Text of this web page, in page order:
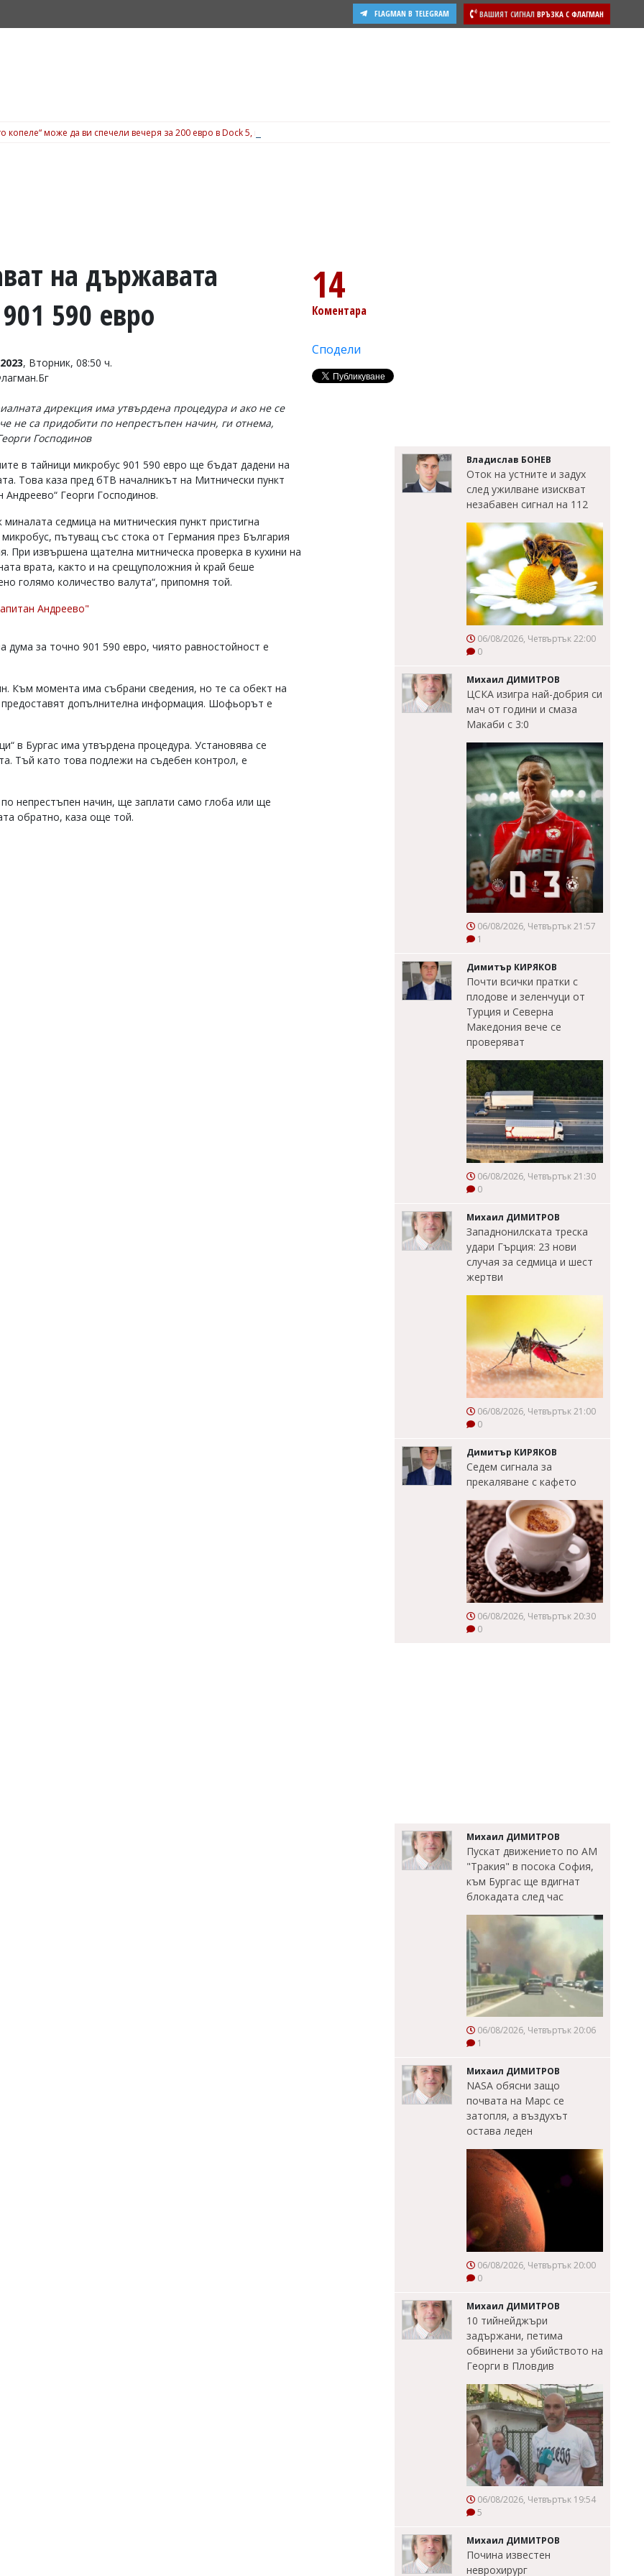
ВАШИЯТ СИГНАЛ ВРЪЗКА С ФЛАГМАН
FLAGMAN В TELEGRAM
копеле“ може да ви спечели вечеря за 200 евро в Dock 5, вижте подробности
на държавата
590 евро
, Вторник, 08:50 ч.
дирекция има утвърдена процедура и ако не се
не са придобити по непрестъпен начин, ги отнема,
Господинов
в тайници микробус 901 590 евро ще бъдат дадени на
Това каза пред бТВ началникът на Митнически пункт
Андреево“ Георги Господинов.
миналата седмица на митническия пункт пристигна
пътуващ със стока от Германия през България
При извършена щателна митническа проверка в кухини на
врата, както и на срещуположния ѝ край беше
голямо количество валута“, припомня той.
Андреево"
дума за точно 901 590 евро, чиято равностойност е
Към момента има събрани сведения, но те са обект на
допълнителна информация. Шофьорът е
в Бургас има утвърдена процедура. Установява се
Тъй като това подлежи на съдебен контрол, е
непрестъпен начин, ще заплати само глоба или ще
обратно, каза още той.
14
Коментара
Сподели
Владислав БОНЕВ
Оток на устните и задух
след ужилване изискват
незабавен сигнал на 112
06/08/2026, Четвъртък 22:00
0
Михаил ДИМИТРОВ
ЦСКА изигра най-добрия си
мач от години и смаза
Макаби с 3:0
06/08/2026, Четвъртък 21:57
1
Димитър КИРЯКОВ
Почти всички пратки с
плодове и зеленчуци от
Турция и Северна
Македония вече се
проверяват
06/08/2026, Четвъртък 21:30
0
Михаил ДИМИТРОВ
Западнонилската треска
удари Гърция: 23 нови
случая за седмица и шест
жертви
06/08/2026, Четвъртък 21:00
0
Димитър КИРЯКОВ
Седем сигнала за
прекаляване с кафето
06/08/2026, Четвъртък 20:30
0
Михаил ДИМИТРОВ
Пускат движението по АМ
"Тракия" в посока София,
към Бургас ще вдигнат
блокадата след час
06/08/2026, Четвъртък 20:06
1
Михаил ДИМИТРОВ
NASA обясни защо
почвата на Марс се
затопля, а въздухът
остава леден
06/08/2026, Четвъртък 20:00
0
Михаил ДИМИТРОВ
10 тийнейджъри
задържани, петима
обвинени за убийството на
Георги в Пловдив
06/08/2026, Четвъртък 19:54
5
Михаил ДИМИТРОВ
Почина известен
неврохирург